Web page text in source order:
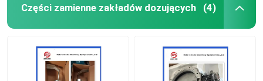
Części zamienne zakładów dozujących (4)